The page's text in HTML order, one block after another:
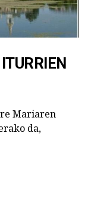
Mariaren
da,